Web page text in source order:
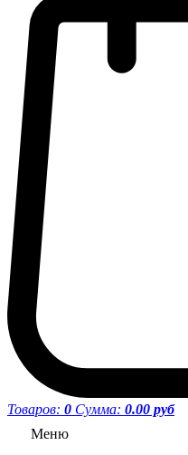
Товаров: 0 Сумма: 0.00 руб
Меню